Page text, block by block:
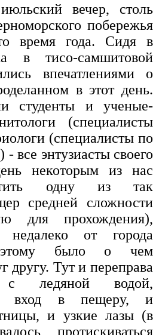
вечер, столь
побережья
время года. Сидя в
в тисо-самшитовой
впечатлениями о
в этот день.
студенты и ученые-
(специалисты
(специалисты по
все энтузиасты своего
некоторым из нас
одну из так
средней сложности
для прохождения),
недалеко от города
было о чем
другу. Тут и переправа
ледяной водой,
вход в пещеру, и
и узкие лазы (в
протискиваться